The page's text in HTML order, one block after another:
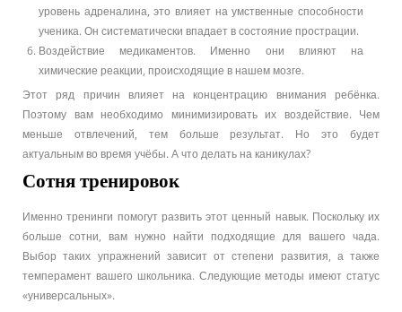
уровень адреналина, это влияет на умственные способности
ученика. Он систематически впадает в состояние прострации.
Воздействие медикаментов. Именно они влияют на
химические реакции, происходящие в нашем мозге.
Этот ряд причин влияет на концентрацию внимания ребёнка.
Поэтому вам необходимо минимизировать их воздействие. Чем
меньше отвлечений, тем больше результат. Но это будет
актуальным во время учёбы. А что делать на каникулах?
Сотня тренировок
Именно тренинги помогут развить этот ценный навык. Поскольку их
больше сотни, вам нужно найти подходящие для вашего чада.
Выбор таких упражнений зависит от степени развития, а также
темперамент вашего школьника. Следующие методы имеют статус
«универсальных».